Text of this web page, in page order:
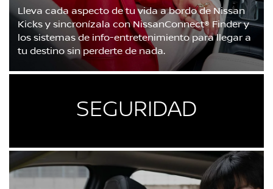
Lleva cada aspecto de tu vida a bordo de Nissan
Kicks y sincronízala con NissanConnect® Finder y
los sistemas de info-entretenimiento para llegar a
tu destino sin perderte de nada.
SEGURIDAD